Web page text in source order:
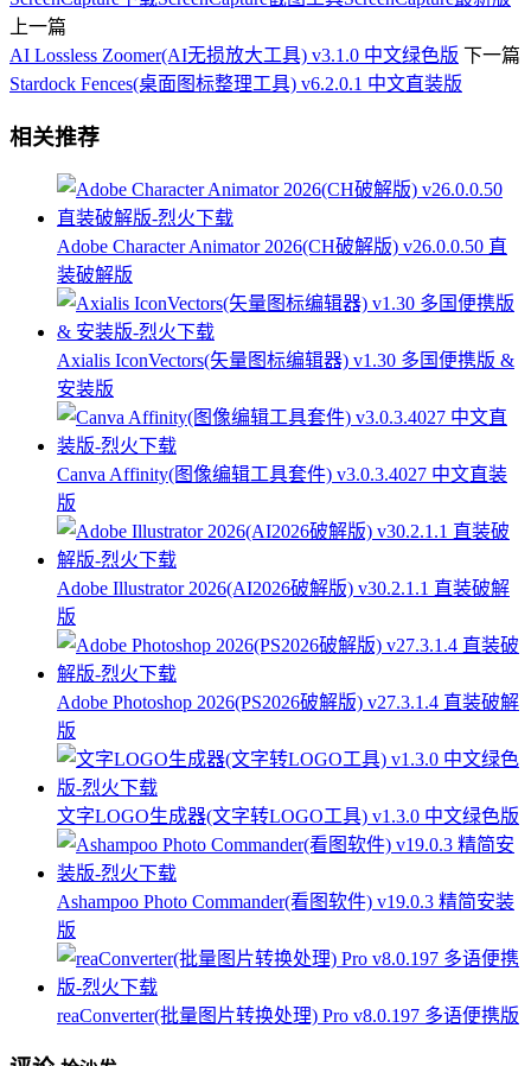
上一篇
AI Lossless Zoomer(AI无损放大工具) v3.1.0 中文绿色版 下一篇
Stardock Fences(桌面图标整理工具) v6.2.0.1 中文直装版
相关推荐
Adobe Character Animator 2026(CH破解版) v26.0.0.50 直
装破解版
Axialis IconVectors(矢量图标编辑器) v1.30 多国便携版 &
安装版
Canva Affinity(图像编辑工具套件) v3.0.3.4027 中文直装
版
Adobe Illustrator 2026(AI2026破解版) v30.2.1.1 直装破解
版
Adobe Photoshop 2026(PS2026破解版) v27.3.1.4 直装破解
版
文字LOGO生成器(文字转LOGO工具) v1.3.0 中文绿色版
Ashampoo Photo Commander(看图软件) v19.0.3 精简安装
版
reaConverter(批量图片转换处理) Pro v8.0.197 多语便携版